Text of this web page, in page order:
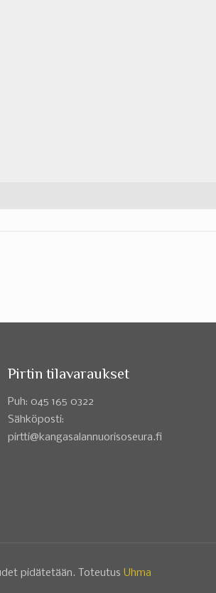
Pirtin tilavaraukset
Puh: 045 165 0322
Sähköposti:
pirtti@kangasalannuorisoseura.fi
pidätetään. ToteutusUhma